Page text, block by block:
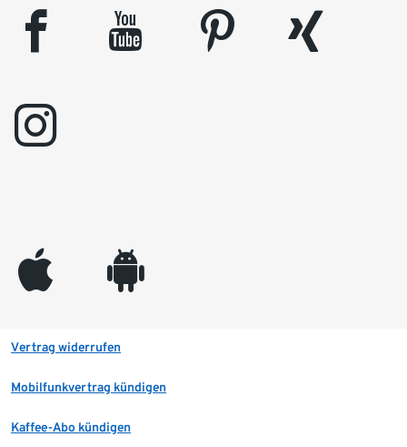
facebook youtube pinterest
xing
instagram
appleinc android
Vertrag widerrufen
Mobilfunkvertrag kündigen
Kaffee-Abo kündigen